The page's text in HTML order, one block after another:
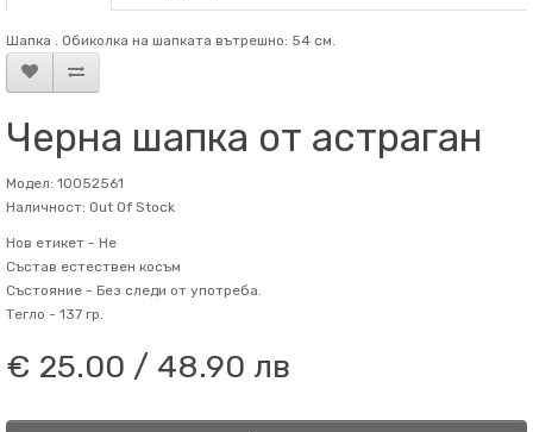
Шапка . Обиколка на шапката вътрешно: 54 см.
Черна шапка от астраган
Модел: 10052561
Наличност: Out Of Stock
Нов етикет - Не
Състав естествен косъм
Състояние - Без следи от употреба.
Тегло - 137 гр.
€ 25.00 / 48.90 лв